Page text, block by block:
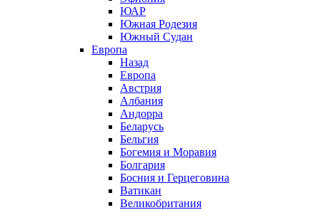
ЮАР
Южная Родезия
Южный Судан
Европа
Назад
Европа
Австрия
Албания
Андорра
Беларусь
Бельгия
Богемия и Моравия
Болгария
Босния и Герцеговина
Ватикан
Великобритания